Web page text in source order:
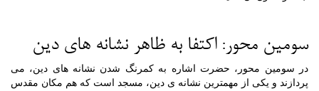
سومین محور: اکتفا به ظاهر نشانه های دین
در سومین محور، حضرت اشاره به کمرنگ شدن نشانه های دین، می
پردازند و یکی از مهمترین نشانه ی دین، مسجد است که هم مکان مقدس